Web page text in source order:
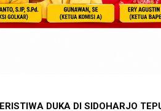
DUKA DI SIDOHARJO